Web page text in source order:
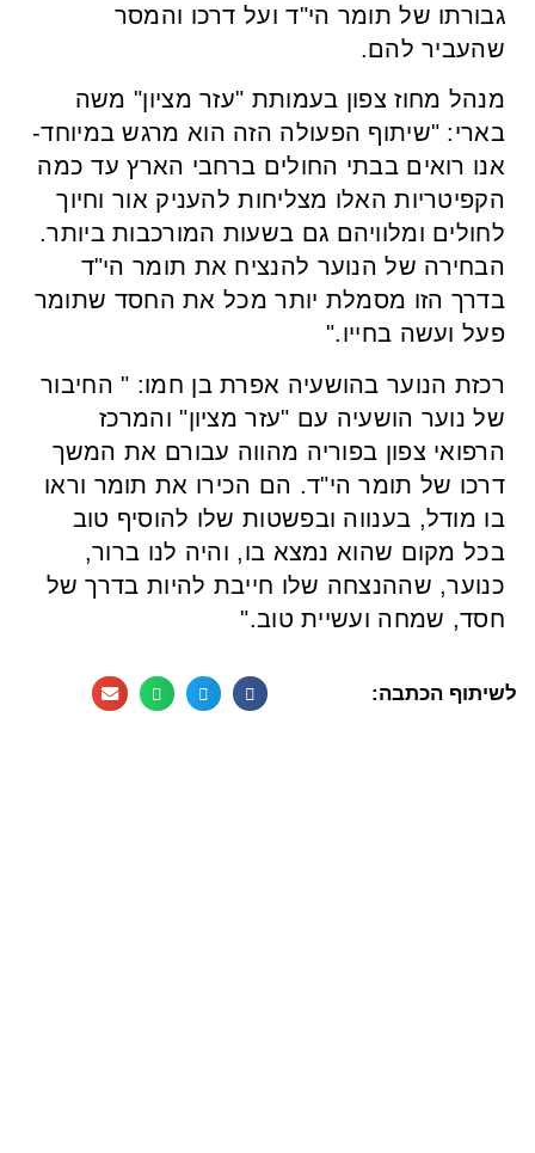
גבורתו של תומר הי"ד ועל דרכו והמסר
שהעביר להם.
מנהל מחוז צפון בעמותת "עזר מציון" משה
בארי: "שיתוף הפעולה הזה הוא מרגש במיוחד-
אנו רואים בבתי החולים ברחבי הארץ עד כמה
הקפיטריות האלו מצליחות להעניק אור וחיוך
לחולים ומלוויהם גם בשעות המורכבות ביותר.
הבחירה של הנוער להנציח את תומר הי"ד
בדרך הזו מסמלת יותר מכל את החסד שתומר
פעל ועשה בחייו."
רכזת הנוער בהושעיה אפרת בן חמו: " החיבור
של נוער הושעיה עם "עזר מציון" והמרכז
הרפואי צפון בפוריה מהווה עבורם את המשך
דרכו של תומר הי"ד. הם הכירו את תומר וראו
בו מודל, בענווה ובפשטות שלו להוסיף טוב
בכל מקום שהוא נמצא בו, והיה לנו ברור,
כנוער, שההנצחה שלו חייבת להיות בדרך של
חסד, שמחה ועשיית טוב."
לשיתוף הכתבה: